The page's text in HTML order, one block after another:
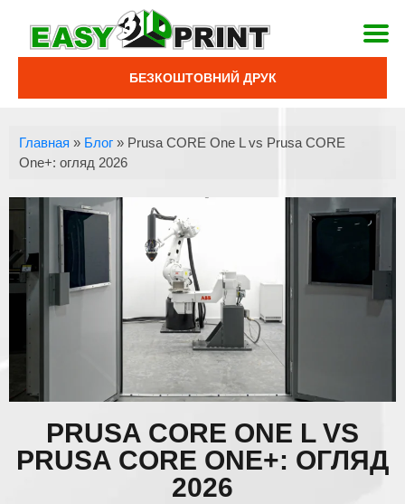
БЕЗКОШТОВНИЙ ДРУК
Главная » Блог » Prusa CORE One L vs Prusa CORE
One+: огляд 2026
PRUSA CORE ONE L VS
PRUSA CORE ONE+: ОГЛЯД
2026